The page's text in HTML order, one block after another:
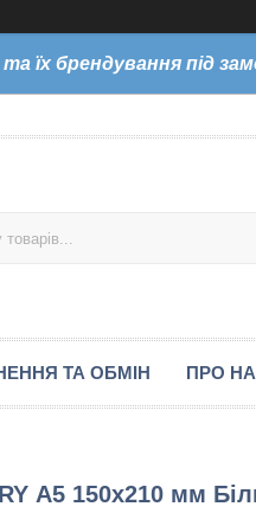
та їх брендування під
ТА ОБМІН ПРО
А5 150х210 мм